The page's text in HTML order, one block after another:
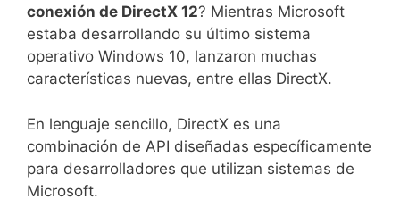
conexión de DirectX 12? Mientras Microsoft
estaba desarrollando su último sistema
operativo Windows 10, lanzaron muchas
características nuevas, entre ellas DirectX.
En lenguaje sencillo, DirectX es una
combinación de API diseñadas específicamente
para desarrolladores que utilizan sistemas de
Microsoft.